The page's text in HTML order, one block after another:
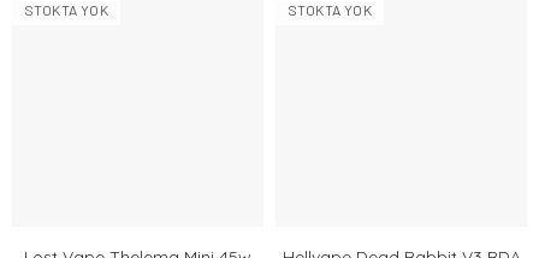
STOKTA YOK STOKTA YOK